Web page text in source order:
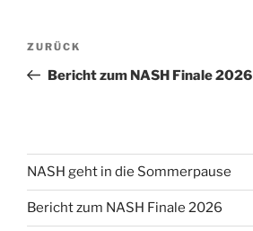
Beitrags-
Vorheriger
Beitrag
ZURÜCK
Bericht zum NASH Finale 2026
NASH geht in die Sommerpause
Bericht zum NASH Finale 2026